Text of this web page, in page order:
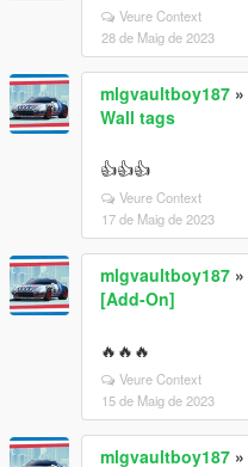
Veure Context
28 de Maig de 2023
mlgvaultboy187 »
Wall tags
👍👍👍
Veure Context
17 de Maig de 2023
mlgvaultboy187 »
[Add-On]
🔥🔥🔥
Veure Context
15 de Maig de 2023
mlgvaultboy187 »